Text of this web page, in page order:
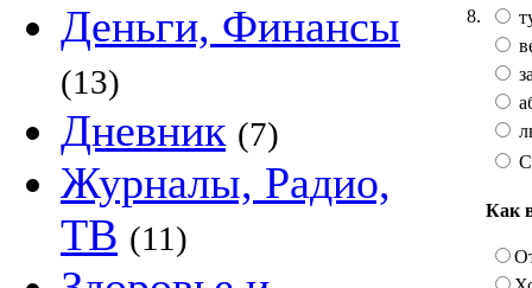
Деньги, Финансы
(13)
Дневник (7)
Журналы, Радио,
ТВ (11)
8.
Как